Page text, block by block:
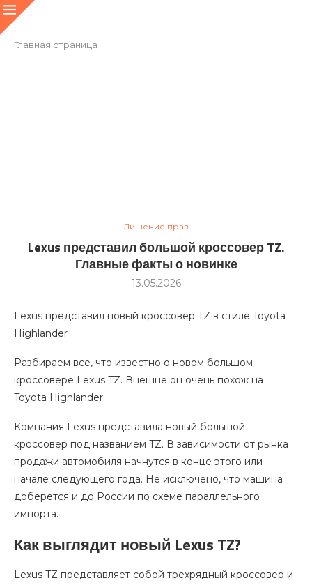
Главная страница
Лишение прав
Lexus представил большой кроссовер TZ.
Главные факты о новинке
13.05.2026
Lexus представил новый кроссовер TZ в стиле Toyota
Highlander
Разбираем все, что известно о новом большом
кроссовере Lexus TZ. Внешне он очень похож на
Toyota Highlander
Компания Lexus представила новый большой
кроссовер под названием TZ. В зависимости от рынка
продажи автомобиля начнутся в конце этого или
начале следующего года. Не исключено, что машина
доберется и до России по схеме параллельного
импорта.
Как выглядит новый Lexus TZ?
Lexus TZ представляет собой трехрядный кроссовер и